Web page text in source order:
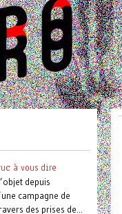
à vous dire
depuis
campagne de
des prises de...